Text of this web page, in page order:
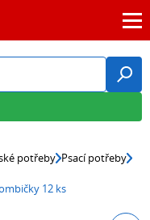
potřeby Psací potřeby
12 ks